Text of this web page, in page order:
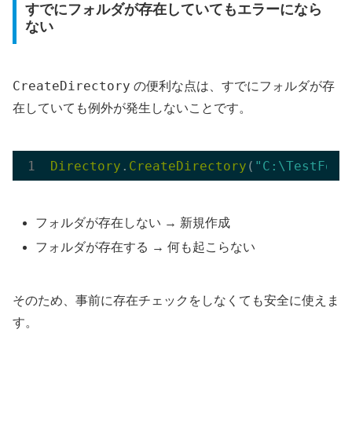
すでにフォルダが存在していてもエラーになら
ない
CreateDirectory の便利な点は、すでにフォルダが存
在していても例外が発生しないことです。
Directory . CreateDirectory (
フォルダが存在しない → 新規作成
フォルダが存在する → 何も起こらない
そのため、事前に存在チェックをしなくても安全に使えま
す。